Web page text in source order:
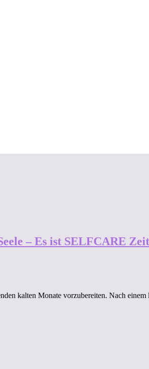
– Es ist SELFCARE
kalten Monate vorzubereiten. Nach